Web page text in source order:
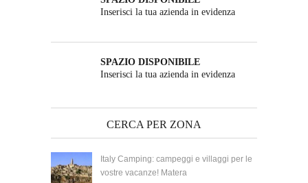
Inserisci la tua azienda in evidenza
SPAZIO DISPONIBILE
Inserisci la tua azienda in evidenza
CERCA PER ZONA
Italy Camping: campeggi e villaggi per le
vostre vacanze! Matera